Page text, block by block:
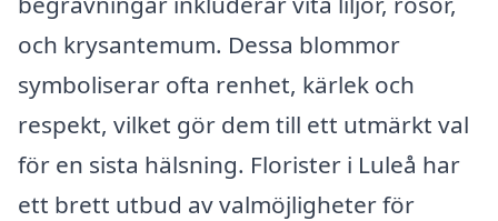
och krysantemum. Dessa blommor
symboliserar ofta renhet, kärlek och
respekt, vilket gör dem till ett utmärkt val
för en sista hälsning. Florister i Luleå har
ett brett utbud av valmöjligheter för